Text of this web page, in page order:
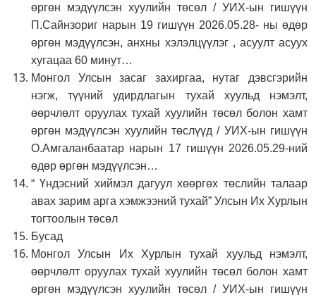
өргөн мэдүүлсэн хуулийн төсөл / УИХ-ын гишүүн
П.Сайнзориг нарын 19 гишүүн 2026.05.28- ны өдөр
өргөн мэдүүлсэн, анхны хэлэлцүүлэг , асуулт асуух
хугацаа 60 минут…
Монгол Улсын засаг захиргаа, нутаг дэвсгэрийн
нэгж, түүний удирдлагын тухай хуульд нэмэлт,
өөрчлөлт оруулах тухай хуулийн төсөл болон хамт
өргөн мэдүүлсэн хуулийн төслүүд / УИХ-ын гишүүн
О.Амгаланбаатар нарын 17 гишүүн 2026.05.29-ний
өдөр өргөн мэдүүлсэн…
“ Үндэсний хиймэл дагуул хөөргөх төслийн талаар
авах зарим арга хэмжээний тухай” Улсын Их Хурлын
тогтоолын төсөл
Бусад
Монгол Улсын Их Хурлын тухай хуульд нэмэлт,
өөрчлөлт оруулах тухай хуулийн төсөл болон хамт
өргөн мэдүүлсэн хуулийн төсөл / УИХ-ын гишүүн